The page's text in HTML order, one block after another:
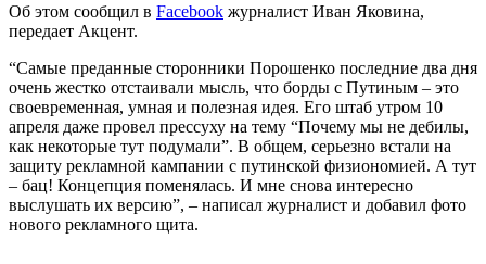
Об этом сообщил в Facebook журналист Иван Яковина,
передает Акцент.
“Самые преданные сторонники Порошенко последние два дня
очень жестко отстаивали мысль, что борды с Путиным – это
своевременная, умная и полезная идея. Его штаб утром 10
апреля даже провел прессуху на тему “Почему мы не дебилы,
как некоторые тут подумали”. В общем, серьезно встали на
защиту рекламной кампании с путинской физиономией. А тут
– бац! Концепция поменялась. И мне снова интересно
выслушать их версию”, – написал журналист и добавил фото
нового рекламного щита.